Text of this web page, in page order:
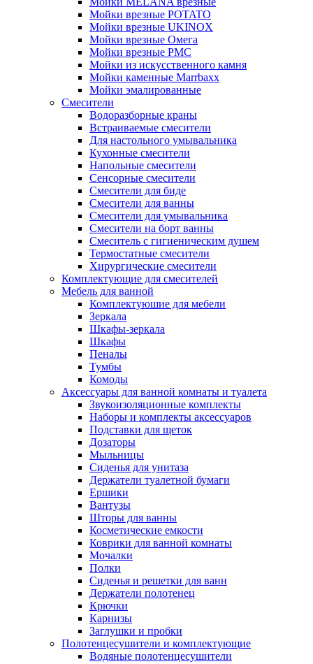
Мойки врезные POTATO
Мойки врезные UKINOX
Мойки врезные Омега
Мойки врезные РМС
Мойки из искусственного камня
Мойки каменные Marrbaxx
Мойки эмалированные
Смесители
Водоразборные краны
Встраиваемые смесители
Для настольного умывальника
Кухонные смесители
Напольные смесители
Сенсорные смесители
Смесители для биде
Смесители для ванны
Смесители для умывальника
Смесители на борт ванны
Смеситель с гигиеническим душем
Термостатные смесители
Хирургические смесители
Комплектующие для смесителей
Мебель для ванной
Комплектуюшие для мебели
Зеркала
Шкафы-зеркала
Шкафы
Пеналы
Тумбы
Комоды
Аксессуары для ванной комнаты и туалета
Звукоизоляционные комплекты
Наборы и комплекты аксессуаров
Подставки для щеток
Дозаторы
Мыльницы
Сиденья для унитаза
Держатели туалетной бумаги
Ершики
Вантузы
Шторы для ванны
Косметические емкости
Коврики для ванной комнаты
Мочалки
Полки
Сиденья и решетки для ванн
Держатели полотенец
Крючки
Карнизы
Заглушки и пробки
Полотенцесушители и комплектующие
Водяные полотенцесушители